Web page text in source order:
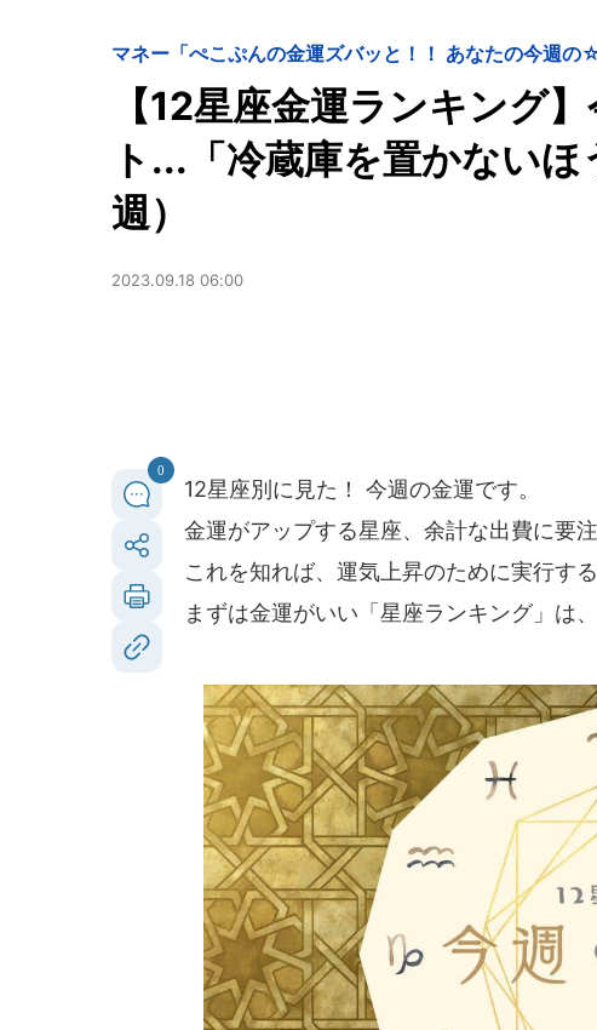
マネー 「ぺこぷんの金運ズバッと！！ あなたの今週の
【12星座金運ランキング
ト...「冷蔵庫を置かない
週）
2023.09.18 06:00
0
12星座別に見た！ 今週の金運です。
金運がアップする星座、余計な出費に要
これを知れば、運気上昇のために実行す
まずは金運がいい「星座ランキング」は